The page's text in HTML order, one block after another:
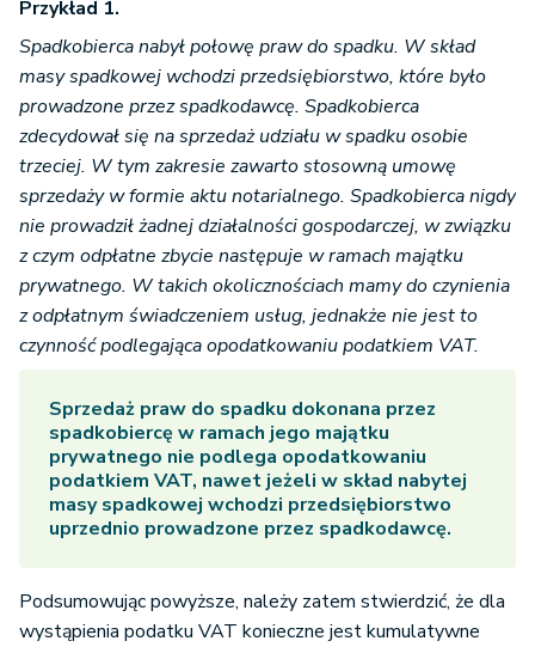
Przykład 1.
Spadkobierca nabył połowę praw do spadku. W skład
masy spadkowej wchodzi przedsiębiorstwo, które było
prowadzone przez spadkodawcę. Spadkobierca
zdecydował się na sprzedaż udziału w spadku osobie
trzeciej. W tym zakresie zawarto stosowną umowę
sprzedaży w formie aktu notarialnego. Spadkobierca nigdy
nie prowadził żadnej działalności gospodarczej, w związku
z czym odpłatne zbycie następuje w ramach majątku
prywatnego. W takich okolicznościach mamy do czynienia
z odpłatnym świadczeniem usług, jednakże nie jest to
czynność podlegająca opodatkowaniu podatkiem VAT.
Sprzedaż praw do spadku dokonana przez
spadkobiercę w ramach jego majątku
prywatnego nie podlega opodatkowaniu
podatkiem VAT, nawet jeżeli w skład nabytej
masy spadkowej wchodzi przedsiębiorstwo
uprzednio prowadzone przez spadkodawcę.
Podsumowując powyższe, należy zatem stwierdzić, że dla
wystąpienia podatku VAT konieczne jest kumulatywne